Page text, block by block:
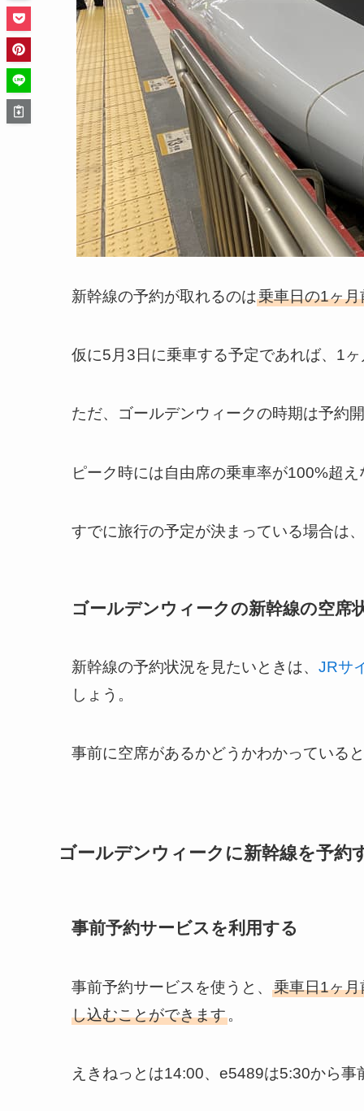
新幹線の予約が取れるのは乗車日の1ヶ
仮に5月3日に乗車する予定であれば、1
ただ、ゴールデンウィークの時期は予約
ピーク時には自由席の乗車率が100%超
すでに旅行の予定が決まっている場合は
ゴールデンウィークの新幹線の空席
新幹線の予約状況を見たいときは、 JRサ
しょう。
事前に空席があるかどうかわかっている
ゴールデンウィークに新幹線を予約
事前予約サービスを利用する
事前予約サービスを使うと、 乗車日1ヶ
し込むことができます。
えきねっとは14:00、e5489は5:30から